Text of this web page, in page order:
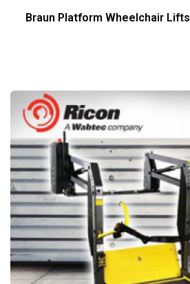
Braun Platform Wheelchair Lifts